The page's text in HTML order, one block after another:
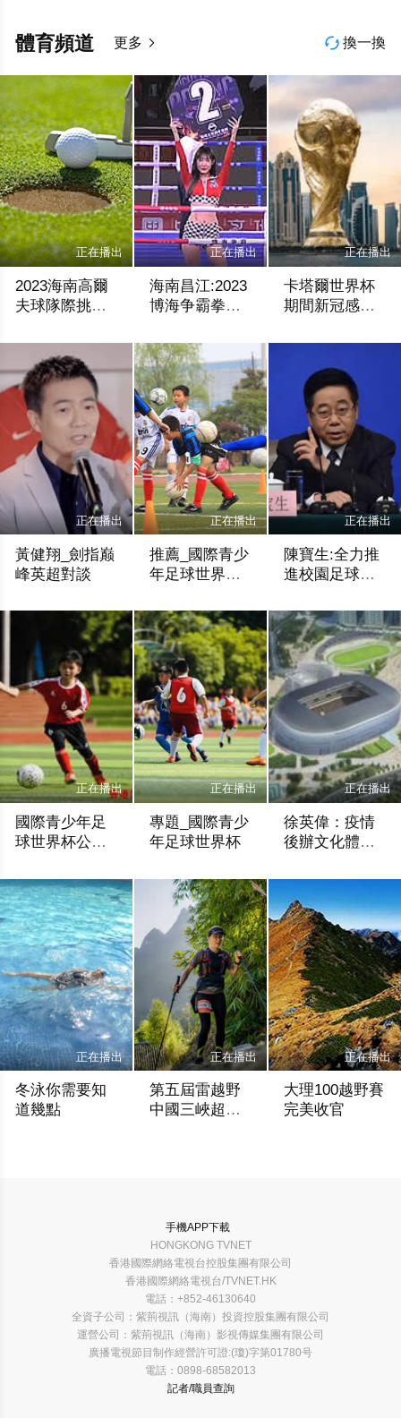
 換一換
體育頻道 更多 
正在播出
2023海南高爾
夫球隊際挑戰
拔比賽結束
正在播出
海南昌江:2023
博海争霸拳擊
正在播出
卡塔爾世界杯
期間新冠感染
正在播出
黃健翔_劍指巅
峰英超對談
正在播出
推薦_國際青少
年足球世界杯
正在播出
陳寶生:全力推
進校園足球工
步，步步有光
彩
正在播出
國際青少年足
球世界杯公益
花絮
正在播出
專題_國際青少
年足球世界杯
正在播出
徐英偉：疫情
後辦文化體育
正在播出
冬泳你需要知
道幾點
正在播出
第五屆雷越野
中國三峽超級
正在播出
大理100越野賽
完美收官
手機APP下載
HONGKONG TVNET
香港國際網絡電視台控股集團有限公司
香港國際網絡電視台/TVNET.HK
電話：+852-46130640
全資子公司：紫荊視訊（海南）投資控股集團有限公司
運營公司：紫荊視訊（海南）影視傳媒集團有限公司
廣播電視節目制作經營許可證:(瓊)字第01780号
電話：0898-68582013
記者/職員查詢